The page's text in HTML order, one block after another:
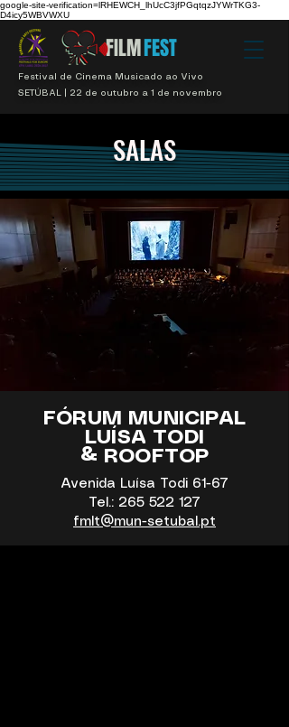
google-site-verification=lRHEWCH_lhUcC3jfPGqtqzJYWrTKG3-
D4icy5WBVWXU
FILMFEST
Festival de Cinema Musicado ao Vivo
SETÚBAL | 22 de outubro a 1 de novembro
SALAS
FÓRUM MUNICIPAL
LUÍSA TODI
& ROOFTOP
Avenida Luísa Todi 61-67
Tel.: 265 522 127
fmlt@mun-setubal.pt